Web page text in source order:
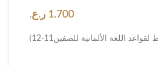
1.700 ر.ع.
اللغة الألمانية للصفين11-12)